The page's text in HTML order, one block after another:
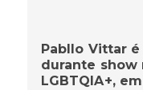
Pabllo Vittar
durante show
LGBTQIA+,